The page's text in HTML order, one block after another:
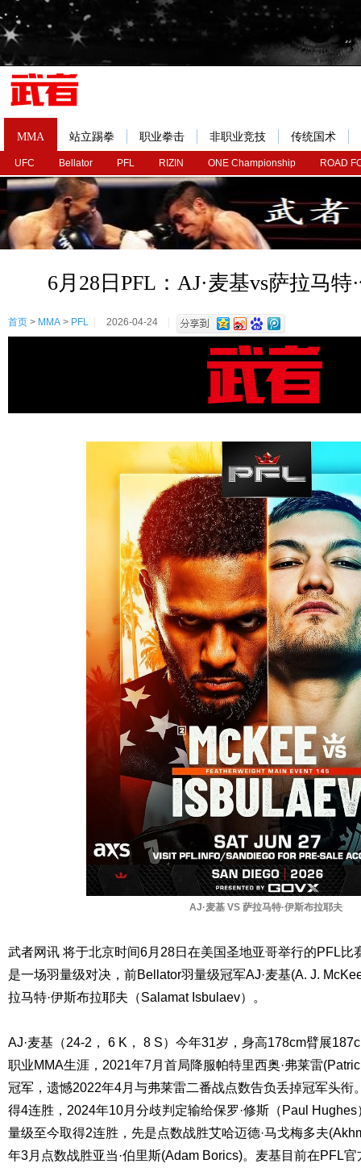
MMA
UFC Bellator PFL RIZIN ONE Championship ROAD
站立踢拳 职业拳击 非职业竞技 传统国术
6月28日PFL：AJ·麦基vs萨拉马特
首页 > MMA > PFL 2026-04-24
AJ·麦基 VS 萨拉马特·伊斯布拉耶夫
武者网讯 将于北京时间6月28日在美国圣地亚哥举行的PFL比
是一场羽量级对决，前Bellator羽量级冠军AJ·麦基(A. J.
拉马特·伊斯布拉耶夫（Salamat Isbulaev）。
AJ·麦基（24-2， 6 K， 8 S）今年31岁，身高178cm臂展
职业MMA生涯，2021年7月首局降服帕特里西奥·弗莱雷
冠军，遗憾2022年4月与弗莱雷二番战点数告负丢掉冠军头衔
得4连胜，2024年10月分歧判定输给保罗·修斯（Paul
量级至今取得2连胜，先是点数战胜艾哈迈德·马戈梅多夫
年3月点数战胜亚当·伯里斯(Adam Borics)。麦基目前在PFL